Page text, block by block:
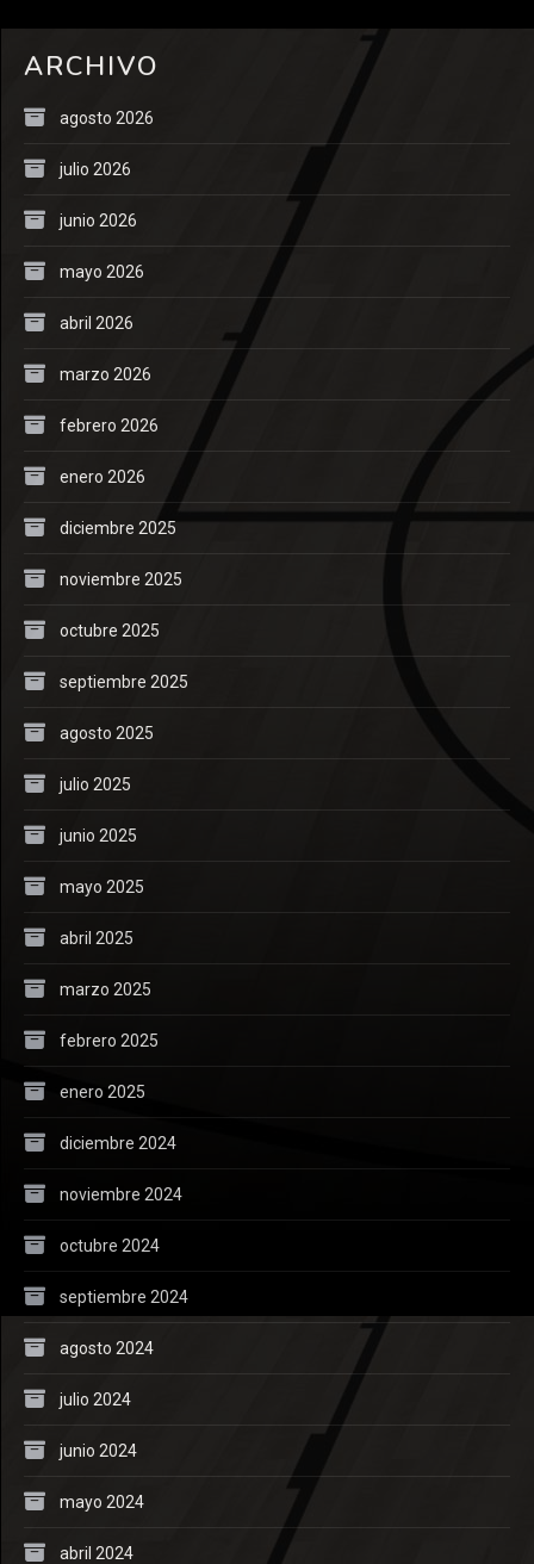
ARCHIVO
agosto 2026
julio 2026
junio 2026
mayo 2026
abril 2026
marzo 2026
febrero 2026
enero 2026
diciembre 2025
noviembre 2025
octubre 2025
septiembre 2025
agosto 2025
julio 2025
junio 2025
mayo 2025
abril 2025
marzo 2025
febrero 2025
enero 2025
diciembre 2024
noviembre 2024
octubre 2024
septiembre 2024
agosto 2024
julio 2024
junio 2024
mayo 2024
abril 2024